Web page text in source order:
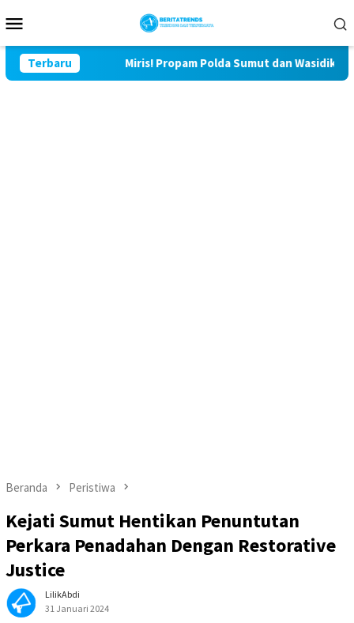
ke
Mobile
Terbaru
Lor Miris! Propam Polda Sumut dan Wasidik
Beranda Peristiwa
Kejati Sumut Hentikan Penuntutan
Perkara Penadahan Dengan Restorative
Justice
LilikAbdi
31 Januari 2024